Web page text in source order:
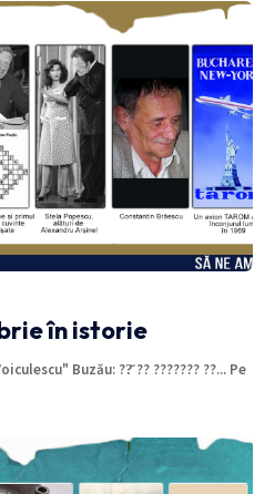
în istorie
Buzău: ??̆ ?? ??????? ??... Pe